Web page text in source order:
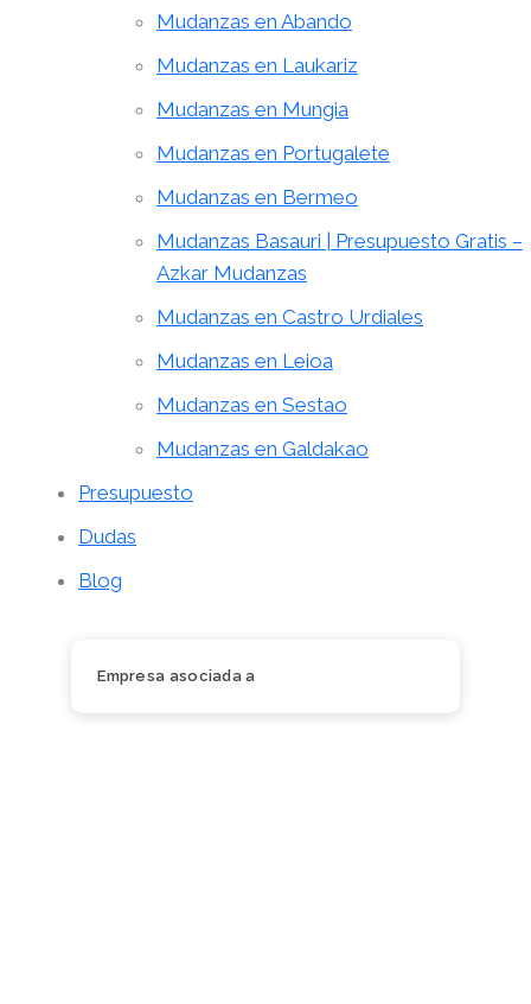
Mudanzas en Abando
Mudanzas en Laukariz
Mudanzas en Mungia
Mudanzas en Portugalete
Mudanzas en Bermeo
Mudanzas Basauri | Presupuesto Gratis –
Azkar Mudanzas
Mudanzas en Castro Urdiales
Mudanzas en Leioa
Mudanzas en Sestao
Mudanzas en Galdakao
Presupuesto
Dudas
Blog
Empresa asociada a